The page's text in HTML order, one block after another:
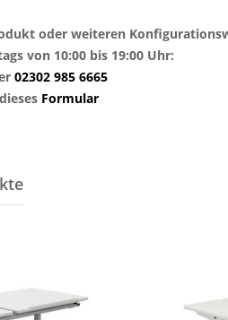
oder weiteren
von 10:00 bis 19:00 Uhr:
02302 985 6665
Formular